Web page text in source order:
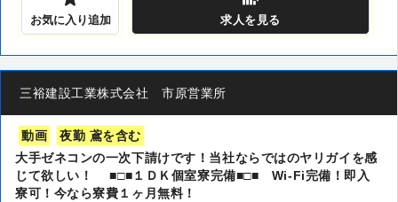
お気に入り追加 求人を見る
三裕建設工業株式会社 市原営業所
動画
夜勤 鳶を含む
大手ゼネコンの一次下請けです！当社ならではのヤリガイを感
じて欲しい！ ■□■１ＤＫ個室寮完備■□■ Wi-Fi完備！即入
寮可！今なら寮費１ヶ月無料！